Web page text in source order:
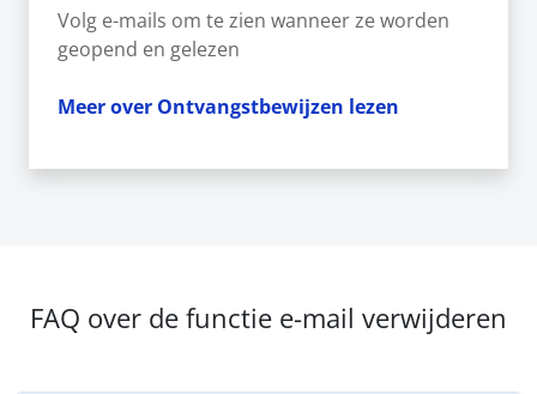
Volg e-mails om te zien wanneer ze worden
geopend en gelezen
Meer over Ontvangstbewijzen lezen
FAQ over de functie e-mail verwijderen